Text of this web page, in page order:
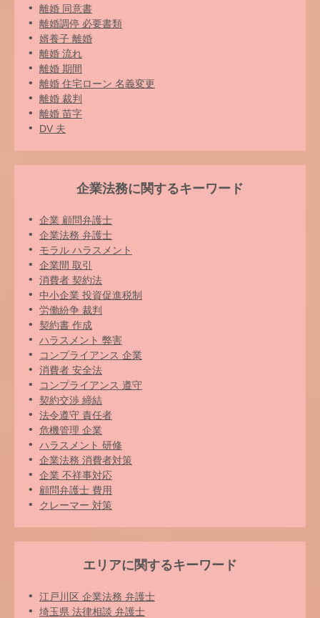
離婚 同意書
離婚調停 必要書類
婿養子 離婚
離婚 流れ
離婚 期間
離婚 住宅ローン 名義変更
離婚 裁判
離婚 苗字
DV 夫
企業法務に関するキーワード
企業 顧問弁護士
企業法務 弁護士
モラル ハラスメント
企業間 取引
消費者 契約法
中小企業 投資促進税制
労働紛争 裁判
契約書 作成
ハラスメント 弊害
コンプライアンス 企業
消費者 安全法
コンプライアンス 遵守
契約交渉 締結
法令遵守 責任者
危機管理 企業
ハラスメント 研修
企業法務 消費者対策
企業 不祥事対応
顧問弁護士 費用
クレーマー 対策
エリアに関するキーワード
江戸川区 企業法務 弁護士
埼玉県 法律相談 弁護士